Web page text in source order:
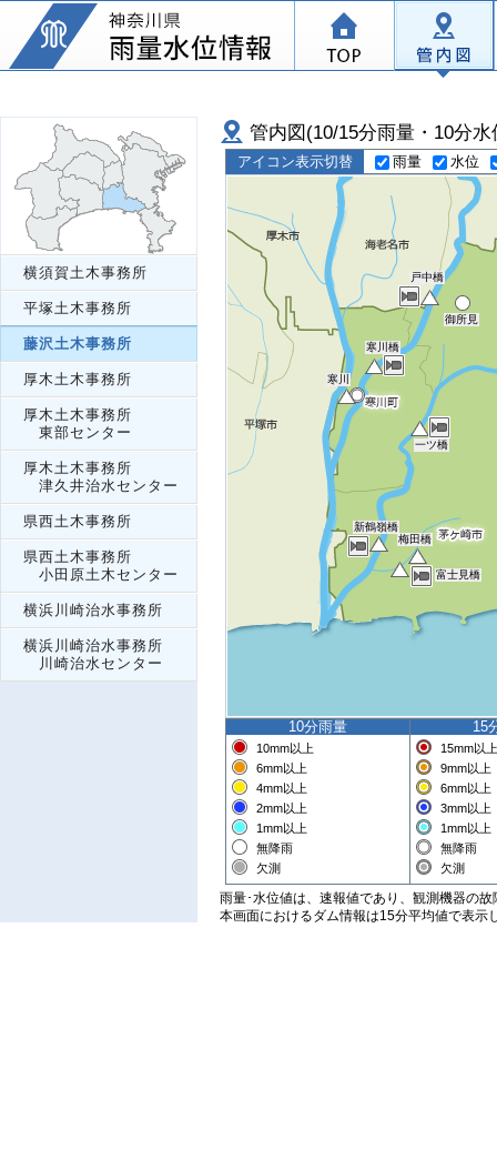
横須賀土木事務所
平塚土木事務所
藤沢土木事務所
厚木土木事務所
厚木土木事務所
東部センター
厚木土木事務所
津久井治水センター
県西土木事務所
県西土木事務所
小田原土木センター
横浜川崎治水事務所
横浜川崎治水事務所
川崎治水センター
管内図(10/15分雨量・10分
アイコン表示切替 雨量 水位
御所見
一ツ橋
新鶴嶺橋
寒川橋
梅田橋
寒川
戸中橋
富士見橋
10分雨量
10mm以上
6mm以上
4mm以上
2mm以上
1mm以上
無降雨
欠測
15
15mm以上
9mm以上
6mm以上
3mm以上
1mm以上
無降雨
欠測
雨量･水位値は、速報値であり、観測機器の
本画面におけるダム情報は15分平均値で表示